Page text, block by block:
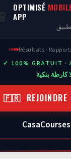
📱 OPTIMISÉ
APP
Résultats ·
✓ 100% GRATUIT ·
كارطة بنكية
🇫🇷 REJOINDRE